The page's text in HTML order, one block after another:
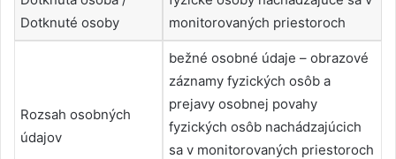
Dotknuté osoby
monitorovaných priestoroch
Rozsah osobných
údajov
bežné osobné údaje – obrazové
záznamy fyzických osôb a
prejavy osobnej povahy
fyzických osôb nachádzajúcich
sa v monitorovaných priestoroch